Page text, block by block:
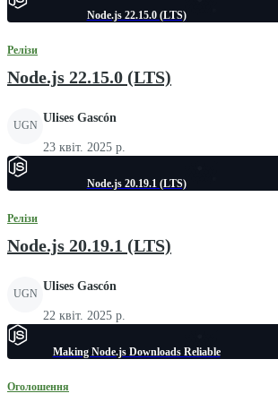
Node.js 22.15.0 (LTS)
Релізи
Node.js 22.15.0 (LTS)
UGN
Ulises Gascón
23 квіт. 2025 р.
Node.js 20.19.1 (LTS)
Релізи
Node.js 20.19.1 (LTS)
UGN
Ulises Gascón
22 квіт. 2025 р.
Making Node.js Downloads Reliable
Оголошення